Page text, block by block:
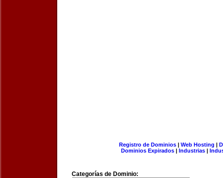
Registro de Dominios| Web Hosting |
Dominios Expirados | Industrias |
Categorías de Dominio: